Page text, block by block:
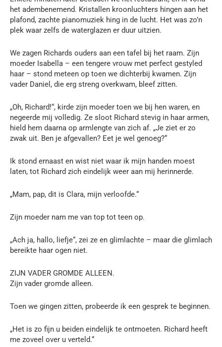
het adembenemend. Kristallen kroonluchters hingen aan het
plafond, zachte pianomuziek hing in de lucht. Het was zo’n
plek waar zelfs de waterglazen er duur uitzien.
We zagen Richards ouders aan een tafel bij het raam. Zijn
moeder Isabella – een tengere vrouw met perfect gestyled
haar – stond meteen op toen we dichterbij kwamen. Zijn
vader Daniel, die erg streng overkwam, bleef zitten.
„Oh, Richard!“, kirde zijn moeder toen we bij hen waren, en
negeerde mij volledig. Ze sloot Richard stevig in haar armen,
hield hem daarna op armlengte van zich af. „Je ziet er zo
zwak uit. Ben je afgevallen? Eet je wel genoeg?“
Ik stond ernaast en wist niet waar ik mijn handen moest
laten, tot Richard zich eindelijk weer aan mij herinnerde.
„Mam, pap, dit is Clara, mijn verloofde.“
Zijn moeder nam me van top tot teen op.
„Ach ja, hallo, liefje“, zei ze en glimlachte – maar die glimlach
bereikte haar ogen niet.
ZIJN VADER GROMDE ALLEEN.
Zijn vader gromde alleen.
Toen we gingen zitten, probeerde ik een gesprek te beginnen.
„Het is zo fijn u beiden eindelijk te ontmoeten. Richard heeft
me zoveel over u verteld.“